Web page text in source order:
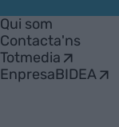
Empresa
Qui som
Contacta'ns
Totmedia
EnpresaBIDEA